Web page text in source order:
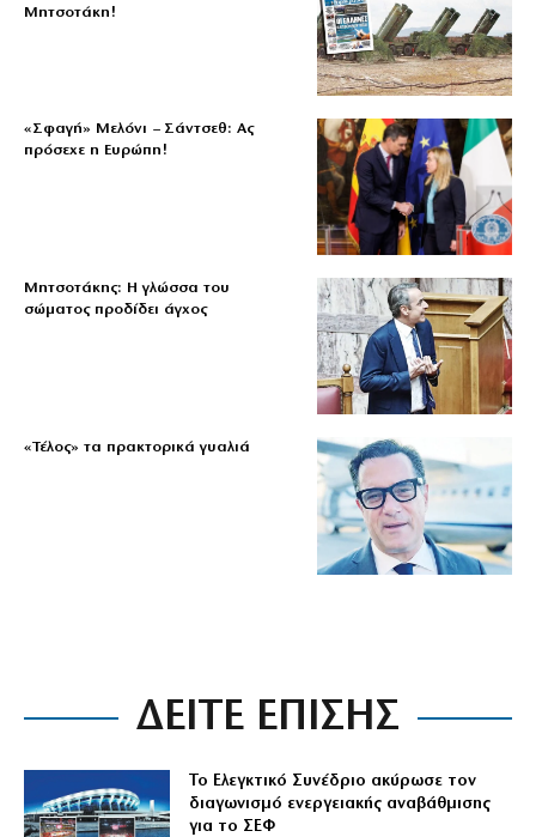
Μητσοτάκη!
«Σφαγή» Μελόνι – Σάντσεθ: Ας
πρόσεχε η Ευρώπη!
Μητσοτάκης: Η γλώσσα του
σώματος προδίδει άγχος
«Τέλος» τα πρακτορικά γυαλιά
ΔΕΙΤΕ ΕΠΙΣΗΣ
Το Ελεγκτικό Συνέδριο ακύρωσε τον
διαγωνισμό ενεργειακής αναβάθμισης
για το ΣΕΦ